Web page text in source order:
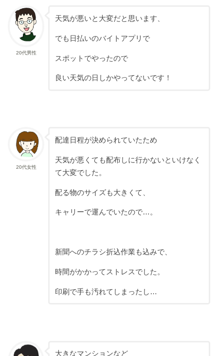
20代男性
天気が悪いと大変だと思います、
でも日払いのバイトアプリで
スポットでやったので
良い天気の日しかやってないです！
20代女性
配達日程が決められていたため
天気が悪くても配布しに行かないといけなく
て大変でした。
配る物のサイズも大きくて、
キャリーで運んでいたので…。
新聞へのチラシ折込作業も込みで、
時間がかかってストレスでした。
印刷で手も汚れてしまったし…
大きなマンションなど